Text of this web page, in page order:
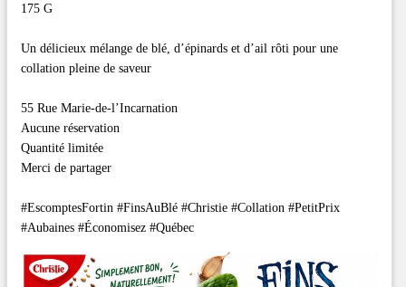
175 G
Un délicieux mélange de blé, d’épinards et d’ail rôti pour une
collation pleine de saveur
55 Rue Marie-de-l’Incarnation
Aucune réservation
Quantité limitée
Merci de partager
#EscomptesFortin #FinsAuBlé #Christie #Collation #PetitPrix
#Aubaines #Économisez #Québec